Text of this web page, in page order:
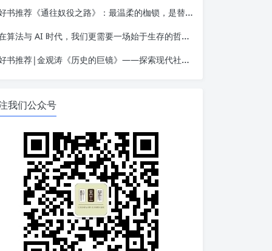
书推荐《通往奴役之路》：最温柔的枷锁，是替你做决定的善意
算法与 AI 时代，我们更需要一场始于生存的哲学觉醒——读金观涛《我的哲学探索》
书推荐|金观涛《历史的巨镜》——探索现代社会的起源
我们公众号